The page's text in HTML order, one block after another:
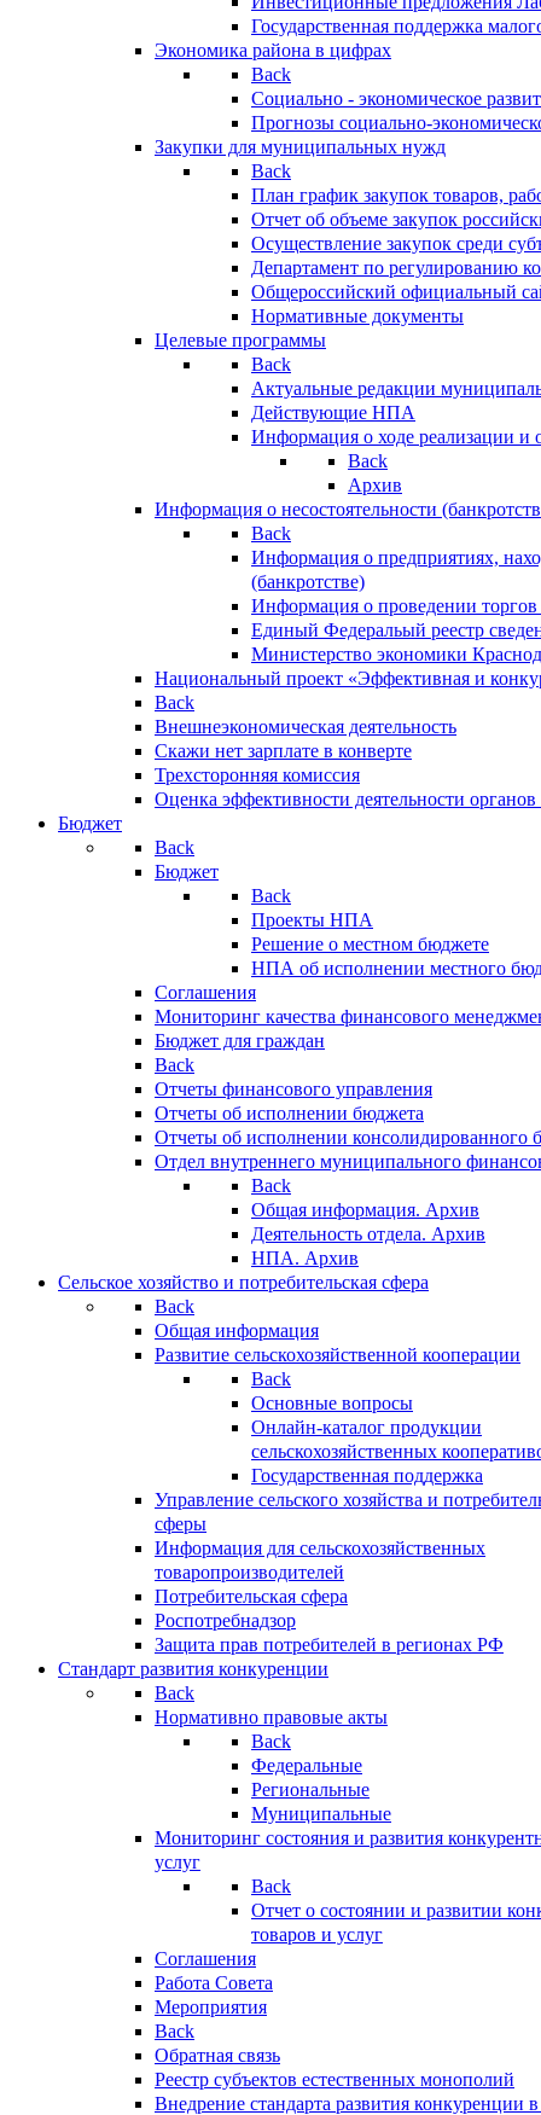
Государственная поддержка
Экономика района в цифрах
Back
Социально - экономическое
Прогнозы социально-
Закупки для муниципальных нужд
Back
План график закупок товаров,
Отчет об объеме закупок
Осуществление закупок среди
Департамент по регулированию
Общероссийский официальный
Нормативные документы
Целевые программы
Back
Актуальные редакции
Действующие НПА
Информация о ходе реализации
Back
Архив
Информация о несостоятельности
Back
Информация о предприятиях,
(банкротстве)
Информация о проведении
Единый Федеральый реестр
Министерство экономики
Национальный проект «Эффективная и
Back
Внешнеэкономическая деятельность
Скажи нет зарплате в конверте
Трехсторонняя комиссия
Оценка эффективности деятельности
Бюджет
Back
Бюджет
Back
Проекты НПА
Решение о местном бюджете
НПА об исполнении местного
Соглашения
Мониторинг качества финансового
Бюджет для граждан
Back
Отчеты финансового управления
Отчеты об исполнении бюджета
Отчеты об исполнении консолидированного
Отдел внутреннего муниципального
Back
Общая информация. Архив
Деятельность отдела. Архив
НПА. Архив
Сельское хозяйство и потребительская сфера
Back
Общая информация
Развитие сельскохозяйственной кооперации
Back
Основные вопросы
Онлайн-каталог продукции
сельскохозяйственных
Государственная поддержка
Управление сельского хозяйства и
сферы
Информация для сельскохозяйственных
товаропроизводителей
Потребительская сфера
Роспотребнадзор
Защита прав потребителей в регионах РФ
Стандарт развития конкуренции
Back
Нормативно правовые акты
Back
Федеральные
Региональные
Муниципальные
Мониторинг состояния и развития
услуг
Back
Отчет о состоянии и развитии
товаров и услуг
Соглашения
Работа Совета
Мероприятия
Back
Обратная связь
Реестр субъектов естественных монополий
Внедрение стандарта развития конкуренции